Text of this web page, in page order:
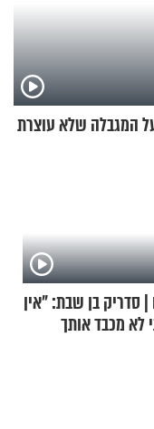
המגבלה שלא עוצרת
| סדריק בן שבת: "אין
לא מכבד אותך